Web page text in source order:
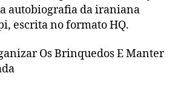
autobiografia da iraniana
escrita no formato HQ.
Os Brinquedos E Manter